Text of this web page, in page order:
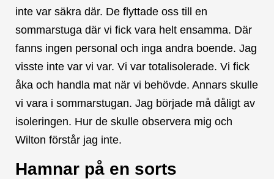
inte var säkra där. De flyttade oss till en
sommarstuga där vi fick vara helt ensamma. Där
fanns ingen personal och inga andra boende. Jag
visste inte var vi var. Vi var totalisolerade. Vi fick
åka och handla mat när vi behövde. Annars skulle
vi vara i sommarstugan. Jag började må dåligt av
isoleringen. Hur de skulle observera mig och
Wilton förstår jag inte.
Hamnar på en sorts